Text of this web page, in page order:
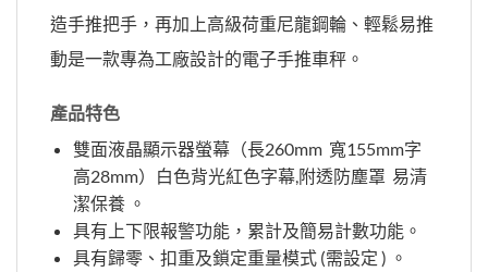
造手推把手，再加上高級荷重尼龍鋼輪、輕鬆易推
動是一款專為工廠設計的電子手推車秤。
產品特色
雙面液晶顯示器螢幕（長260mm 寬155mm字
高28mm）白色背光紅色字幕,附透防塵罩 易清
潔保養 。
具有上下限報警功能，累計及簡易計數功能。
具有歸零、扣重及鎖定重量模式 (需設定 ) 。